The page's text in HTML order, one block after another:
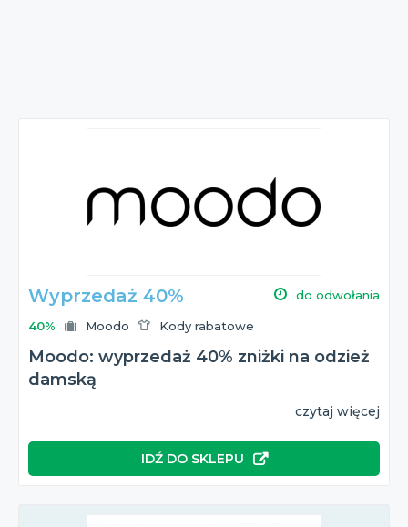
Wyprzedaż 40% do odwołania
40% Moodo Kody rabatowe
Moodo: wyprzedaż 40% zniżki na odzież
damską
czytaj więcej
IDŹ DO SKLEPU